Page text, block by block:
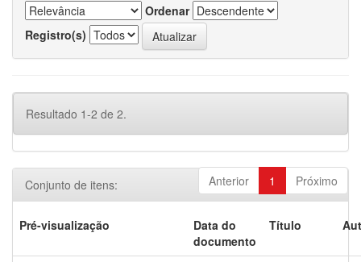
Ordenar
Registro(s)
Resultado 1-2 de 2.
Anterior 1 Próximo
Conjunto de itens:
Pré-visualização
Data do
documento
Título